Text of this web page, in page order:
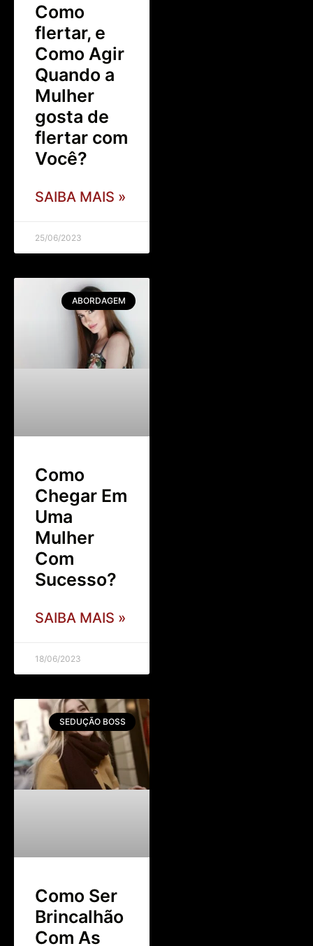
Como
flertar, e
Como Agir
Quando a
Mulher
gosta de
flertar com
Você?
SAIBA MAIS »
25/06/2023
ABORDAGEM
Como
Chegar Em
Uma
Mulher
Com
Sucesso?
SAIBA MAIS »
18/06/2023
SEDUÇÃO BOSS
Como Ser
Brincalhão
Com As